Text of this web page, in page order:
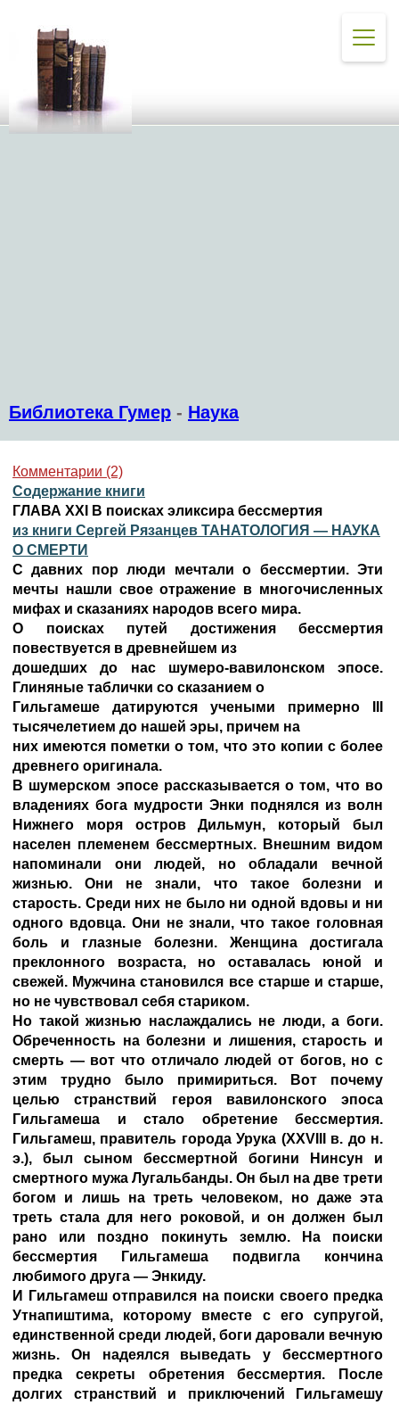
Библиотека Гумер - Наука
Комментарии (2)
Содержание книги
ГЛАВА XXI В поисках эликсира бессмертия
из книги Сергей Рязанцев ТАНАТОЛОГИЯ — НАУКА
О СМЕРТИ
С давних пор люди мечтали о бессмертии. Эти
мечты нашли свое отражение в многочисленных
мифах и сказаниях народов всего мира.
О поисках путей достижения бессмертия
повествуется в древнейшем из
дошедших до нас шумеро-вавилонском эпосе.
Глиняные таблички со сказанием о
Гильгамеше датируются учеными примерно III
тысячелетием до нашей эры, причем на
них имеются пометки о том, что это копии с более
древнего оригинала.
В шумерском эпосе рассказывается о том, что во
владениях бога мудрости Энки поднялся из волн
Нижнего моря остров Дильмун, который был
населен племенем бессмертных. Внешним видом
напоминали они людей, но обладали вечной
жизнью. Они не знали, что такое болезни и
старость. Среди них не было ни одной вдовы и ни
одного вдовца. Они не знали, что такое головная
боль и глазные болезни. Женщина достигала
преклонного возраста, но оставалась юной и
свежей. Мужчина становился все старше и старше,
но не чувствовал себя стариком.
Но такой жизнью наслаждались не люди, а боги.
Обреченность на болезни и лишения, старость и
смерть — вот что отличало людей от богов, но с
этим трудно было примириться. Вот почему
целью странствий героя вавилонского эпоса
Гильгамеша и стало обретение бессмертия.
Гильгамеш, правитель города Урука (XXVIII в. до н.
э.), был сыном бессмертной богини Нинсун и
смертного мужа Лугальбанды. Он был на две трети
богом и лишь на треть человеком, но даже эта
треть стала для него роковой, и он должен был
рано или поздно покинуть землю. На поиски
бессмертия Гильгамеша подвигла кончина
любимого друга — Энкиду.
И Гильгамеш отправился на поиски своего предка
Утнапиштима, которому вместе с его супругой,
единственной среди людей, боги даровали вечную
жизнь. Он надеялся выведать у бессмертного
предка секреты обретения бессмертия. После
долгих странствий и приключений Гильгамешу